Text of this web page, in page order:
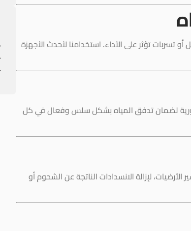
تسربات تؤثر على الأداء. استخدامنا لأحدث الأجهزة
لضمان تدفق المياه بشكل سلس وفعال في كل
الأرضيات، لإزالة الانسدادات الناتجة عن الشحوم أو